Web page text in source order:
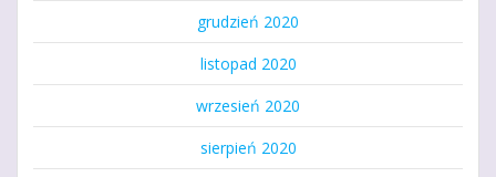
grudzień 2020
listopad 2020
wrzesień 2020
sierpień 2020